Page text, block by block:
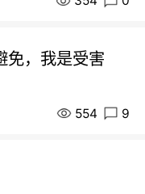
免，我是受害
554 9